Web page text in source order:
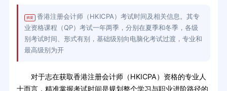
摘要
香港注册会计师（HKICPA）考试时间及相关信息。其专
业资格课程（QP）考试一年两季，分别在夏季和冬季，各级
别考试时间、形式有别，基础级别向电脑化考试过渡，专业和
最高级别为开
对于志在获取香港注册会计师（HKICPA）资格的专业人
士而言，精准掌握考试时间是规划整个学习与职业进阶路径的